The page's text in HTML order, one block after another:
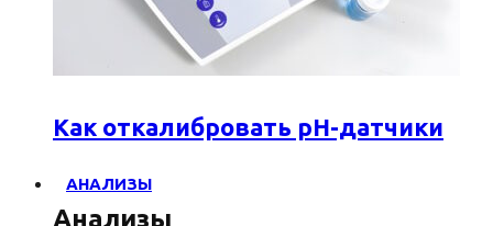
Как откалибровать pH-датчики
АНАЛИЗЫ
Анализы